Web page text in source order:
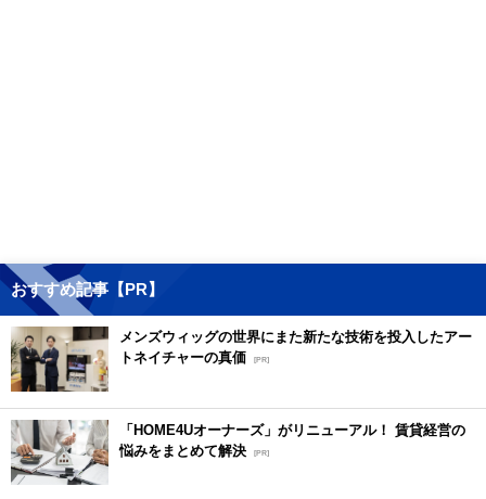
おすすめ記事【PR】
メンズウィッグの世界にまた新たな技術を投入したアー
トネイチャーの真価 [PR]
「HOME4Uオーナーズ」がリニューアル！ 賃貸経営の
悩みをまとめて解決 [PR]